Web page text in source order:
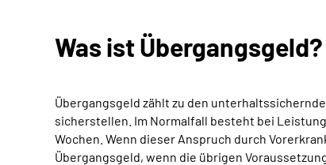
Was ist Übergangsgeld?
Übergangsgeld zählt zu den
sicherstellen. Im Normalfall besteht bei
Wochen. Wenn dieser Anspruch durch
Übergangsgeld, wenn die übrigen